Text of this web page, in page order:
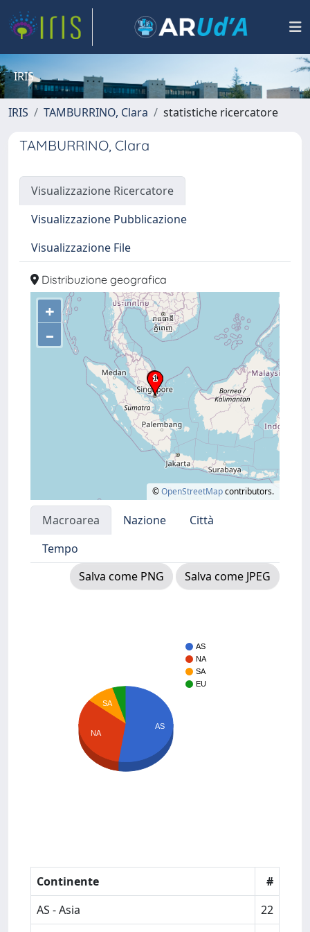
IRIS
IRIS TAMBURRINO, Clara statistiche ricercatore
TAMBURRINO, Clara
Visualizzazione Ricercatore
Visualizzazione Pubblicazione
Visualizzazione File
Distribuzione geografica
+
–
©OpenStreetMapcontributors.
Macroarea Nazione
Città
Tempo
Salva come PNG
Salva come JPEG
AS
NA
SA
EU
SA
NA
AS
Continente
#
AS - Asia
22